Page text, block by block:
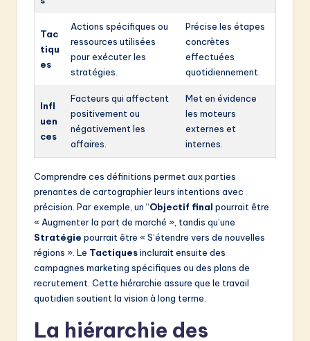
Tac
tiqu
es
Actions spécifiques ou
ressources utilisées
pour exécuter les
stratégies.
Précise les étapes
concrètes
effectuées
quotidiennement.
Infl
uen
ces
Facteurs qui affectent
positivement ou
négativement les
affaires.
Met en évidence
les moteurs
externes et
internes.
Comprendre ces définitions permet aux parties
prenantes de cartographier leurs intentions avec
précision. Par exemple, un “Objectif final pourrait être
« Augmenter la part de marché », tandis qu’une
Stratégie pourrait être « S’étendre vers de nouvelles
régions ». Le Tactiquesinclurait ensuite des
campagnes marketing spécifiques ou des plans de
recrutement. Cette hiérarchie assure que le travail
quotidien soutient la vision à long terme.
La hiérarchie des